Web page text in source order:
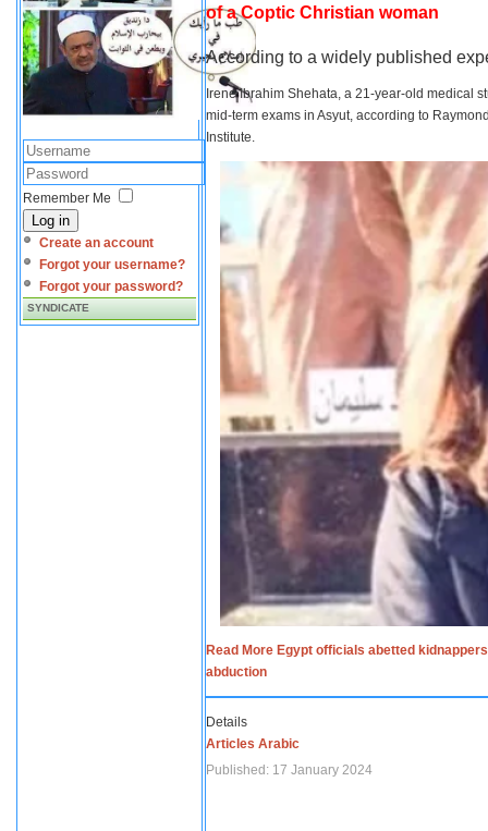
Remember Me
Log in
Create an account
Forgot your username?
Forgot your password?
SYNDICATE
of a Coptic Christian woman
According to a widely published
Irene Ibrahim Shehata, a 21-year-old medical
mid-term exams in Asyut, according to
Institute.
Read More Egypt officials abetted
abduction
Details
Articles Arabic
Published: 17 January 2024